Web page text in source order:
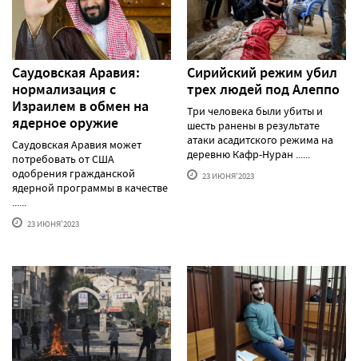
Саудовская Аравия:
нормализация с
Израилем в обмен на
ядерное оружие
Саудовская Аравия может
потребовать от США
одобрения гражданской
ядерной программы в качестве
23 ИЮНЯ'2023
Сирийский режим убил
трех людей под Алеппо
Три человека были убиты и
шесть ранены в результате
атаки асадитского режима на
деревню Кафр-Нуран ......
23 ИЮНЯ'2023